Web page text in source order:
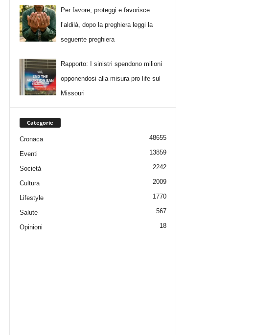
Per favore, proteggi e favorisce
l’aldilà, dopo la preghiera leggi la
seguente preghiera
Rapporto: I sinistri spendono milioni
opponendosi alla misura pro-life sul
Missouri
Categorie
Cronaca 48655
Eventi 13859
Società 2242
Cultura 2009
Lifestyle 1770
Salute 567
Opinioni 18